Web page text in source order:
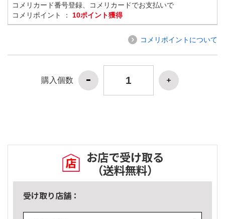
コメリカード番号登録、コメリカードでお支払いで
コメリポイント ： 10ポイント獲得
コメリポイントについて
購入個数
お店で受け取る
（送料無料）
受け取り店舗：